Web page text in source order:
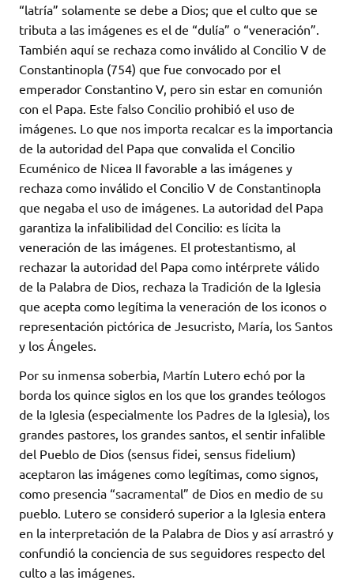
“latría” solamente se debe a Dios; que el culto que se
tributa a las imágenes es el de “dulía” o “veneración”.
También aquí se rechaza como inválido al Concilio V de
Constantinopla (754) que fue convocado por el
emperador Constantino V, pero sin estar en comunión
con el Papa. Este falso Concilio prohibió el uso de
imágenes. Lo que nos importa recalcar es la importancia
de la autoridad del Papa que convalida el Concilio
Ecuménico de Nicea II favorable a las imágenes y
rechaza como inválido el Concilio V de Constantinopla
que negaba el uso de imágenes. La autoridad del Papa
garantiza la infalibilidad del Concilio: es lícita la
veneración de las imágenes. El protestantismo, al
rechazar la autoridad del Papa como intérprete válido
de la Palabra de Dios, rechaza la Tradición de la Iglesia
que acepta como legítima la veneración de los iconos o
representación pictórica de Jesucristo, María, los Santos
y los Ángeles.
Por su inmensa soberbia, Martín Lutero echó por la
borda los quince siglos en los que los grandes teólogos
de la Iglesia (especialmente los Padres de la Iglesia), los
grandes pastores, los grandes santos, el sentir infalible
del Pueblo de Dios (sensus fidei, sensus fidelium)
aceptaron las imágenes como legítimas, como signos,
como presencia “sacramental” de Dios en medio de su
pueblo. Lutero se consideró superior a la Iglesia entera
en la interpretación de la Palabra de Dios y así arrastró y
confundió la conciencia de sus seguidores respecto del
culto a las imágenes.